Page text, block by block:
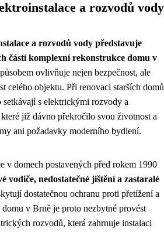
a rozvodů vody
a rozvodů vody představuje
částí komplexní rekonstrukce domu v
ovlivňuje nejen bezpečnost, ale
celého objektu. Při renovaci starších domů
setkávají s elektrickými rozvody a
již dávno překročilo svou životnost a
ani požadavky moderního bydlení.
v domech postavených před rokem 1990
vodiče, nedostatečné jištění a zastaralé
dostatečnou ochranu proti přetížení a
v Brně je proto nezbytné provést
rozvodů, která zahrnuje instalaci